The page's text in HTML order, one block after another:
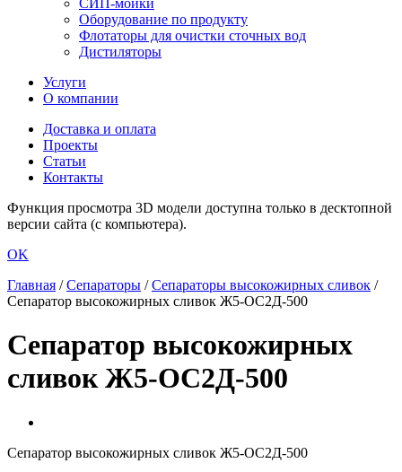
СИП-мойки
Оборудование по продукту
Флотаторы для очистки сточных вод
Дистиляторы
Услуги
О компании
Доставка и оплата
Проекты
Статьи
Контакты
Функция просмотра 3D модели доступна только в десктопной
версии сайта (с компьютера).
OK
Главная /Сепараторы /Сепараторы высокожирных сливок /
Сепаратор высокожирных сливок Ж5-ОС2Д-500
Сепаратор высокожирных
сливок Ж5-ОС2Д-500
Сепаратор высокожирных сливок Ж5-ОС2Д-500